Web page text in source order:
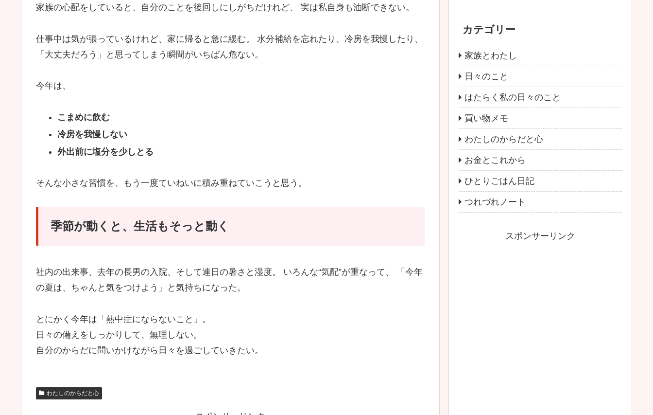
家族の心配をしていると、自分のことを後回しにしがちだけれど、 実は私自身も油断できない。
仕事中は気が張っているけれど、家に帰ると急に緩む。 水分補給を忘れたり、冷房を我慢したり、
「大丈夫だろう」と思ってしまう瞬間がいちばん危ない。
今年は、
こまめに飲む
冷房を我慢しない
外出前に塩分を少しとる
そんな小さな習慣を、もう一度ていねいに積み重ねていこうと思う。
季節が動くと、生活もそっと動く
社内の出来事、去年の長男の入院、そして連日の暑さと湿度。 いろんな“気配”が重なって、 「今年
の夏は、ちゃんと気をつけよう」と気持ちになった。
とにかく今年は「熱中症にならないこと」。
日々の備えをしっかりして、無理しない。
自分のからだに問いかけながら日々を過ごしていきたい。
わたしのからだと心
カテゴリー
家族とわたし
日々のこと
はたらく私の日々のこと
買い物メモ
わたしのからだと心
お金とこれから
ひとりごはん日記
つれづれノート
スポンサーリンク